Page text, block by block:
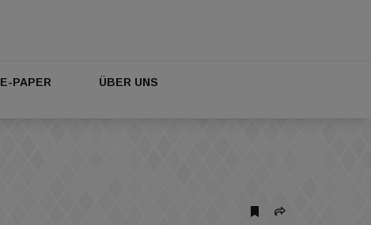
E-PAPER ÜBER UNS